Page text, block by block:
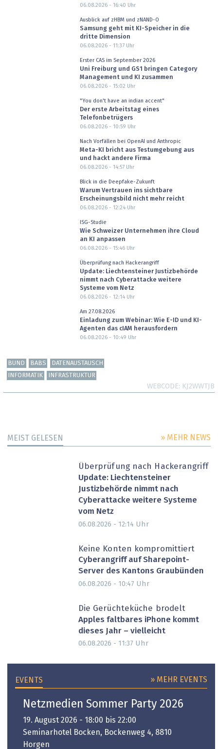
06.08.2026 - 16:40 Uhr
Ausblick auf zHBM und zNAND-O
Samsung geht mit KI-Speicher in die
dritte Dimension
06.08.2026 - 11:37Uhr
Erster CAS im September 2026
Uni Freiburg und GS1 bringen Category
Management und KI zusammen
06.08.2026 - 15:02 Uhr
"You don't have an indian accent"
Der erste Arbeitstag eines
Telefonbetrügers
06.08.2026 - 10:59 Uhr
Nach Vorfällen bei OpenAI und Anthropic
Meta-KI bricht aus Testumgebung aus
und hackt andere Firma
06.08.2026 - 14:57Uhr
Blick in die Deepfake-Zukunft
Warum Vertrauen ins sichtbare
Erscheinungsbild nicht mehr reicht
06.08.2026 - 12:24Uhr
ISG-Studie
Wie Schweizer Unternehmen ihre Cloud
an KI anpassen
06.08.2026 - 15:46Uhr
Überprüfung nach Hackerangriff
Update: Liechtensteiner Justizbehörde
nimmt nach Cyberattacke weitere
Systeme vom Netz
06.08.2026 - 12:14Uhr
Am 27.08.2026
Einladung zum Webinar: Wie E-ID und KI-
Agenten das cIAM herausfordern
06.08.2026 - 10:49 Uhr
BUND BABS
DATENAUSTAUSCH
INFORMATIK
INFRASTRUKTUR
WEBCODE KJ2WWTJB
MEIST GELESEN » MEHR NEWS
Überprüfung nach Hackerangriff
Update: Liechtensteiner
Justizbehörde nimmt nach
Cyberattacke weitere Systeme
vom Netz
06.08.2026 - 12:14 Uhr
Keine Konten kompromittiert
Cyberangriff auf Sharepoint-
Server des Kantons Graubünden
06.08.2026 - 10:47 Uhr
Die Gerüchteküche brodelt
Apples faltbares iPhone kommt
dieses Jahr – vielleicht
06.08.2026 - 11:37 Uhr
EVENTS » MEHR EVENTS
Netzmedien Sommer Party 2026
19. August 2026 - 18:00 bis 22:00
Seminarhotel Bocken, Bockenweg 4, 8810
Horgen